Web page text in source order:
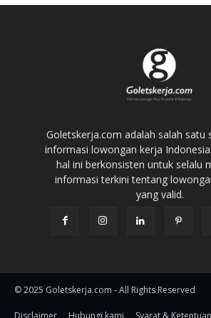
Goletskerja.com adalah salah satu
informasi lowongan kerja
hal ini berkonsisten untuk selalu
informasi terkini tentang
yang valid.
© 2025 Goletskerja.com - All Rights Reserved
Disclaimer Hubungi kami Syarat & Ketentuan